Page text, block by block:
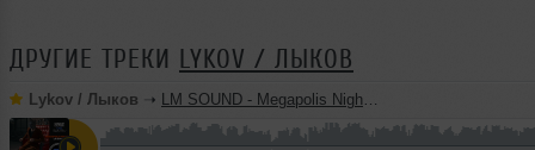
ДРУГИЕ ТРЕКИ LYKOV / ЛЫКОВ
Lykov / Лыков ➝ LM SOUND - Megapolis Night 28.07.2026